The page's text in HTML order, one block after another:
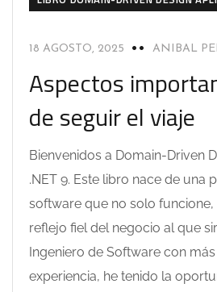
18 AGOSTO, 2025 ANIBAL
Aspectos
de seguir el viaje
Bienvenidos a Domain-Driven
.NET 9. Este libro nace de una
software que no solo funcione,
reflejo fiel del negocio al que
Ingeniero de Software con
experiencia, he tenido la